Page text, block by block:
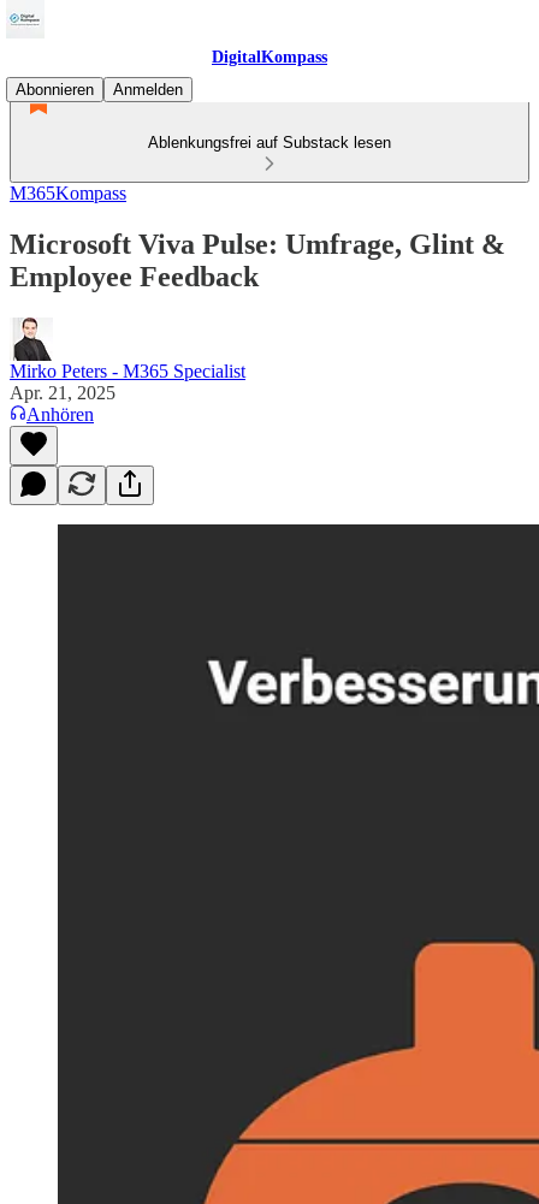
DigitalKompass
Abonnieren
Anmelden
Ablenkungsfrei auf Substack lesen
M365Kompass
Microsoft Viva Pulse: Umfrage, Glint &
Employee Feedback
Mirko Peters - M365 Specialist
Apr. 21, 2025
Anhören